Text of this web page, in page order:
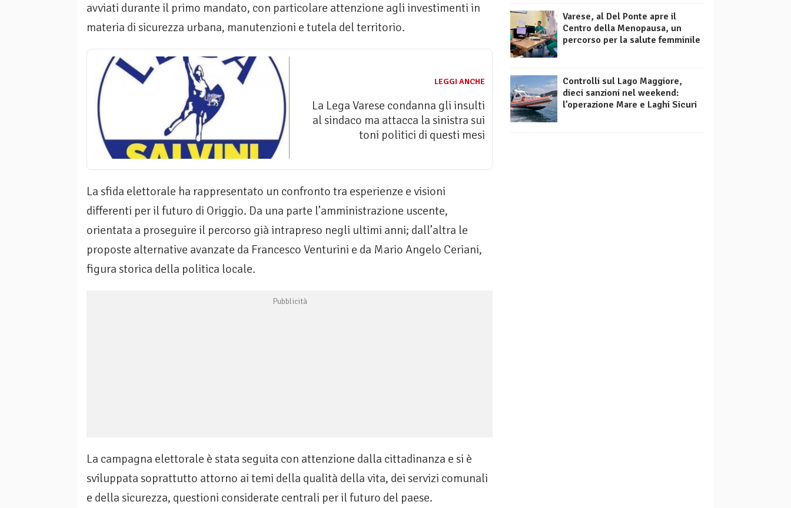
avviati durante il primo mandato, con particolare attenzione agli investimenti in
materia di sicurezza urbana, manutenzioni e tutela del territorio.
LEGGI ANCHE
La Lega Varese condanna gli insulti
al sindaco ma attacca la sinistra sui
toni politici di questi mesi
La sfida elettorale ha rappresentato un confronto tra esperienze e visioni
differenti per il futuro di Origgio. Da una parte l’amministrazione uscente,
orientata a proseguire il percorso già intrapreso negli ultimi anni; dall’altra le
proposte alternative avanzate da Francesco Venturini e da Mario Angelo Ceriani,
figura storica della politica locale.
La campagna elettorale è stata seguita con attenzione dalla cittadinanza e si è
sviluppata soprattutto attorno ai temi della qualità della vita, dei servizi comunali
e della sicurezza, questioni considerate centrali per il futuro del paese.
Varese, al Del Ponte apre il
Centro della Menopausa, un
percorso per la salute femminile
Controlli sul Lago Maggiore,
dieci sanzioni nel weekend:
l’operazione Mare e Laghi Sicuri